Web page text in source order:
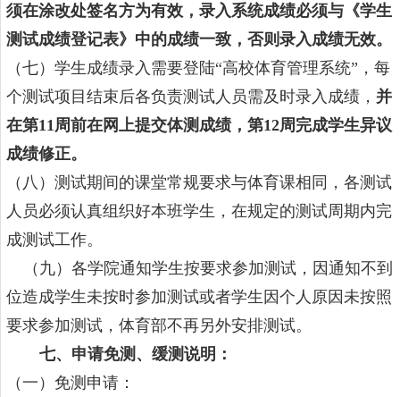
须在涂改处签名方为有效，录入系统成绩必须与《学生
测试成绩登记表》中的成绩一致，否则录入成绩无效。
（七）学生成绩录入需要登陆“高校体育管理系统”，每
个测试项目结束后各负责测试人员需及时录入成绩， 并
在第11 周前在网上提交体测成绩，第12周完成学生异议
成绩修正。
（八）测试期间的课堂常规要求与体育课相同，各测试
人员必须认真组织好本班学生，在规定的测试周期内完
成测试工作。
（九）各学院通知学生按要求参加测试，因通知不到
位造成学生未按时参加测试或者学生因个人原因未按照
要求参加测试，体育部不再另外安排测试。
七、申请免测、缓测说明：
（一）免测申请：